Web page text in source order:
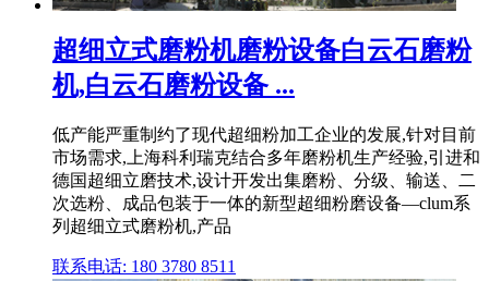
超细立式磨粉机磨粉设备白云石磨粉
机,白云石磨粉设备 ...
低产能严重制约了现代超细粉加工企业的发展,针对目前
市场需求,上海科利瑞克结合多年磨粉机生产经验,引进和
德国超细立磨技术,设计开发出集磨粉、分级、输送、二
次选粉、成品包装于一体的新型超细粉磨设备—clum系
列超细立式磨粉机,产品
联系电话: 180 3780 8511